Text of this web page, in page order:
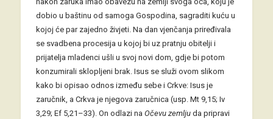
dobio u baštinu od samoga Gospodina, sagraditi kuću u
kojoj će par zajedno živjeti. Na dan vjenčanja priređivala
se svadbena procesija u kojoj bi uz pratnju obitelji i
prijatelja mladenci ušli u svoj novi dom, gdje bi potom
konzumirali sklopljeni brak. Isus se služi ovom slikom
kako bi opisao odnos između sebe i Crkve: Isus je
zaručnik, a Crkva je njegova zaručnica (usp. Mt 9,15; Iv
3,29; Ef 5,21–33). On odlazi na Očevu zemljuda pripravi